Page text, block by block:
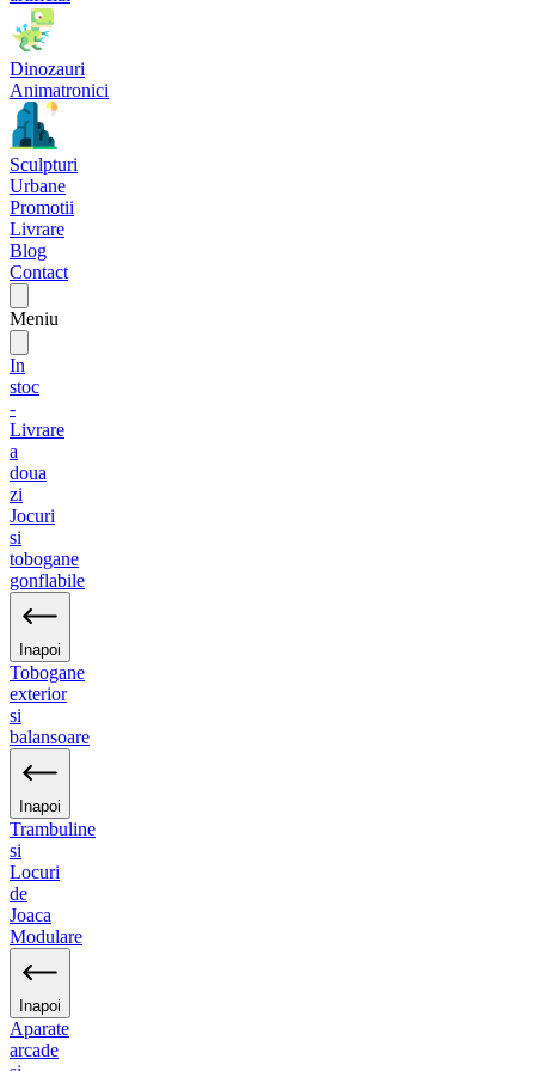
Dinozauri
Animatronici
Sculpturi
Urbane
Promotii
Livrare
Blog
Contact
Meniu
In
stoc
-
Livrare
a
doua
zi
Jocuri
si
tobogane
gonflabile
Inapoi
Tobogane
exterior
si
balansoare
Inapoi
Trambuline
si
Locuri
de
Joaca
Modulare
Inapoi
Aparate
arcade